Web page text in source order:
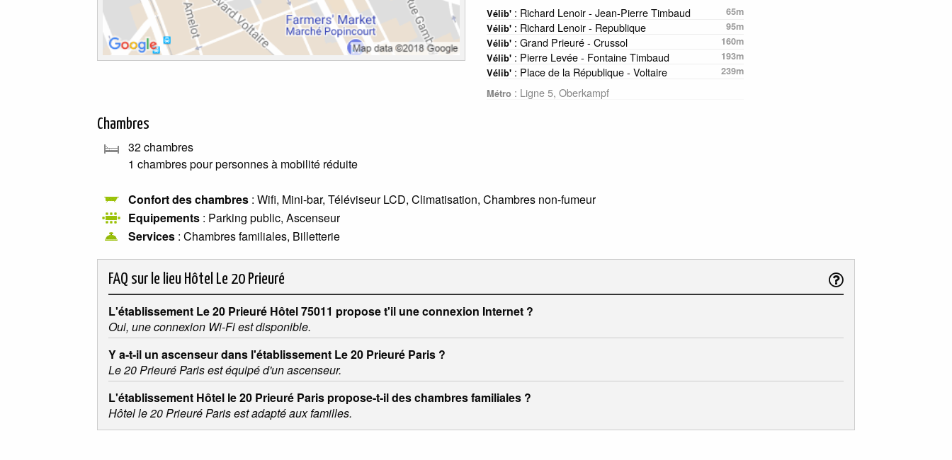
Vélib' : Richard Lenoir - Jean-Pierre Timbaud
65m
Vélib' : Richard Lenoir - Republique
95m
Vélib' : Grand Prieuré - Crussol
160m
Vélib' : Pierre Levée - Fontaine Timbaud
193m
Vélib' : Place de la République - Voltaire
239m
Métro : Ligne 5, Oberkampf
Chambres
32 chambres
1 chambres pour personnes à mobilité réduite
Confort des chambres : Wifi, Mini-bar, Téléviseur LCD, Climatisation, Chambres non-fumeur
Equipements : Parking public, Ascenseur
Services : Chambres familiales, Billetterie
FAQ sur le lieu Hôtel Le 20 Prieuré
L'établissement Le 20 Prieuré Hôtel 75011 propose t'il une connexion Internet ?
Oui, une connexion Wi-Fi est disponible.
Y a-t-il un ascenseur dans l'établissement Le 20 Prieuré Paris ?
Le 20 Prieuré Paris est équipé d'un ascenseur.
L'établissement Hôtel le 20 Prieuré Paris propose-t-il des chambres familiales ?
Hôtel le 20 Prieuré Paris est adapté aux familles.